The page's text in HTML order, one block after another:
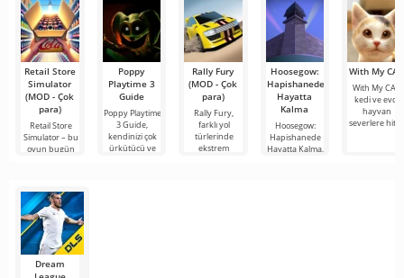
sağlayan
Retail Store
Simulator
(MOD - Çok
para)
Retail Store
Simulator – bu
oyun bugün
Poppy
Playtime 3
Guide
Poppy Playtime
3 Guide,
kendinizi çok
ürkütücü ve
Rally Fury
(MOD - Çok
para)
Rally Fury,
farklı yol
türlerinde
ekstrem
Hoosegow:
Hapishanede
Hayatta
Kalma
Hoosegow:
Hapishanede
Hayatta Kalma,
With My CAT
With My CAT,
kedi ve evcil
hayvan
severlere
Dream